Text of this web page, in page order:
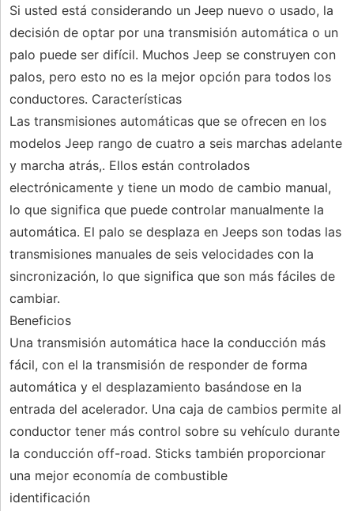
Si usted está considerando un Jeep nuevo o usado, la
decisión de optar por una transmisión automática o un
palo puede ser difícil. Muchos Jeep se construyen con
palos, pero esto no es la mejor opción para todos los
conductores. Características
Las transmisiones automáticas que se ofrecen en los
modelos Jeep rango de cuatro a seis marchas adelante
y marcha atrás,. Ellos están controlados
electrónicamente y tiene un modo de cambio manual,
lo que significa que puede controlar manualmente la
automática. El palo se desplaza en Jeeps son todas las
transmisiones manuales de seis velocidades con la
sincronización, lo que significa que son más fáciles de
cambiar.
Beneficios
Una transmisión automática hace la conducción más
fácil, con el la transmisión de responder de forma
automática y el desplazamiento basándose en la
entrada del acelerador. Una caja de cambios permite al
conductor tener más control sobre su vehículo durante
la conducción off-road. Sticks también proporcionar
una mejor economía de combustible
identificación